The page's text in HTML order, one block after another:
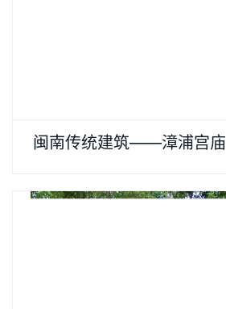
闽南传统建筑——漳浦宫庙